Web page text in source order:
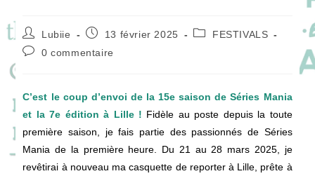
Auteur/autrice
de
la
Lubiie
Publication
13 février 2025
PostFESTIVALS
Commentaires
0 commentaire
C’est le coup d’envoi de la 15e saison de Séries Mania
et la 7e édition à Lille ! Fidèle au poste depuis la toute
première saison, je fais partie des passionnés de Séries
Mania de la première heure. Du 21 au 28 mars 2025, je
revêtirai à nouveau ma casquette de reporter à Lille, prête à